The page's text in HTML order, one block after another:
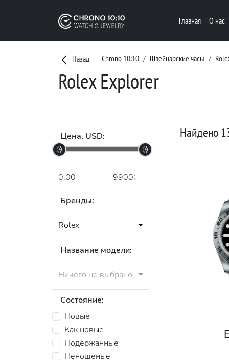
Главная О нас
Назад Chrono 10:10 Швейцарские часы
Rolex Explorer
Цена, USD:
Бренды:
Rolex
Название модели:
Ничего не выбрано
Состояние:
Новые
Как новые
Подержанные
Неношеные
Найдено